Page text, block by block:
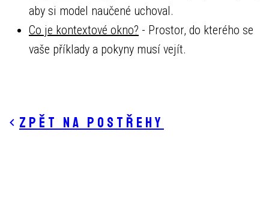
aby si model naučené uchoval.
Co je kontextové okno? - Prostor, do kterého se
vaše příklady a pokyny musí vejít.
Zpět na postřehy